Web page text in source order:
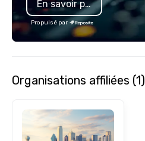
En savoir plus
Propulsé par
Organisations affiliées (1)